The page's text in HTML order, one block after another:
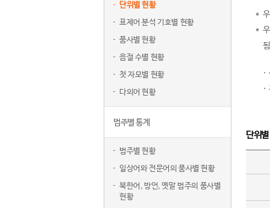
단위별 현황
표제어 분석 기호별 현황
품사별 현황
음절 수별 현황
첫 자모별 현황
다의어 현황
범주별 통계
범주별 현황
일상어와 전문어의 품사별 현황
북한어, 방언, 옛말 범주의 품사별
현황
단위